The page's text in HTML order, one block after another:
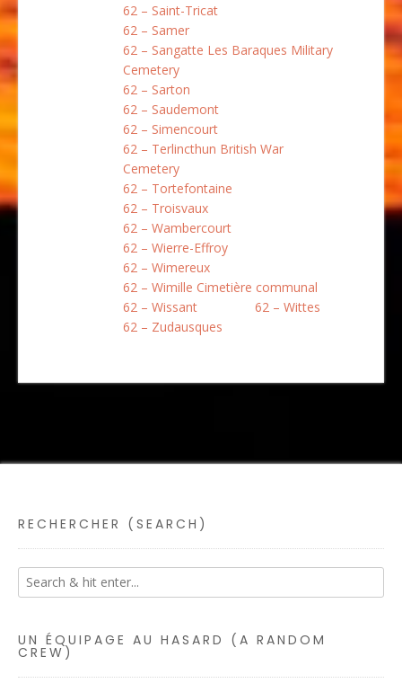
62 – Saint-Tricat
62 – Samer
62 – Sangatte Les Baraques Military
Cemetery
62 – Sarton
62 – Saudemont
62 – Simencourt
62 – Terlincthun British War
Cemetery
62 – Tortefontaine
62 – Troisvaux
62 – Wambercourt
62 – Wierre-Effroy
62 – Wimereux
62 – Wimille Cimetière communal
62 – Wissant
62 – Wittes
62 – Zudausques
RECHERCHER (SEARCH)
UN ÉQUIPAGE AU HASARD (A RANDOM
CREW)